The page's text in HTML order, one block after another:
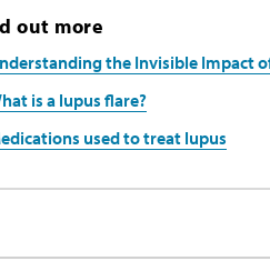
out more
the Invisible Impact
is a lupus flare?
used to treat lupus